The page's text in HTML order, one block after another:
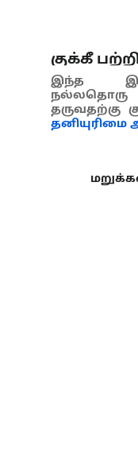
குக்கீ
இந்த
நல்லதொரு
தருவதற்கு
தனியுரிமை